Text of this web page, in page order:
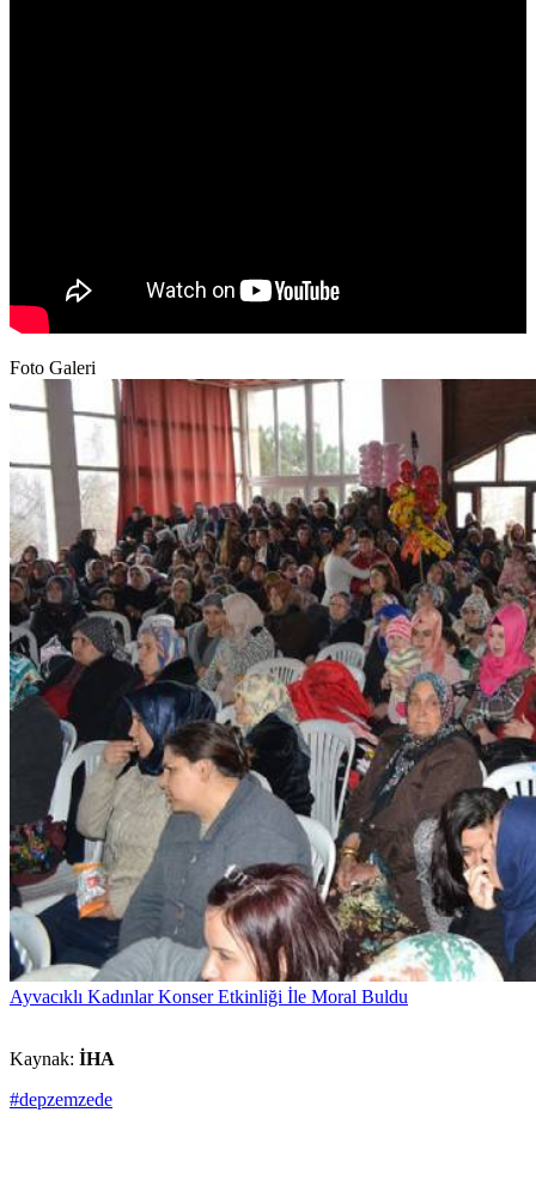
Foto Galeri
Ayvacıklı Kadınlar Konser Etkinliği İle Moral Buldu
Kaynak: İHA
#depzemzede